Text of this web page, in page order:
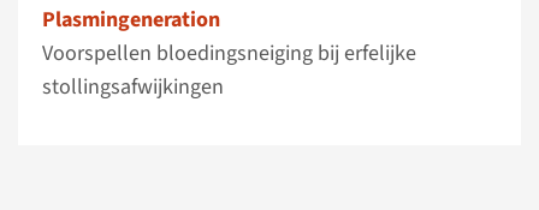
Plasmingeneration
Voorspellen bloedingsneiging bij erfelijke
stollingsafwijkingen